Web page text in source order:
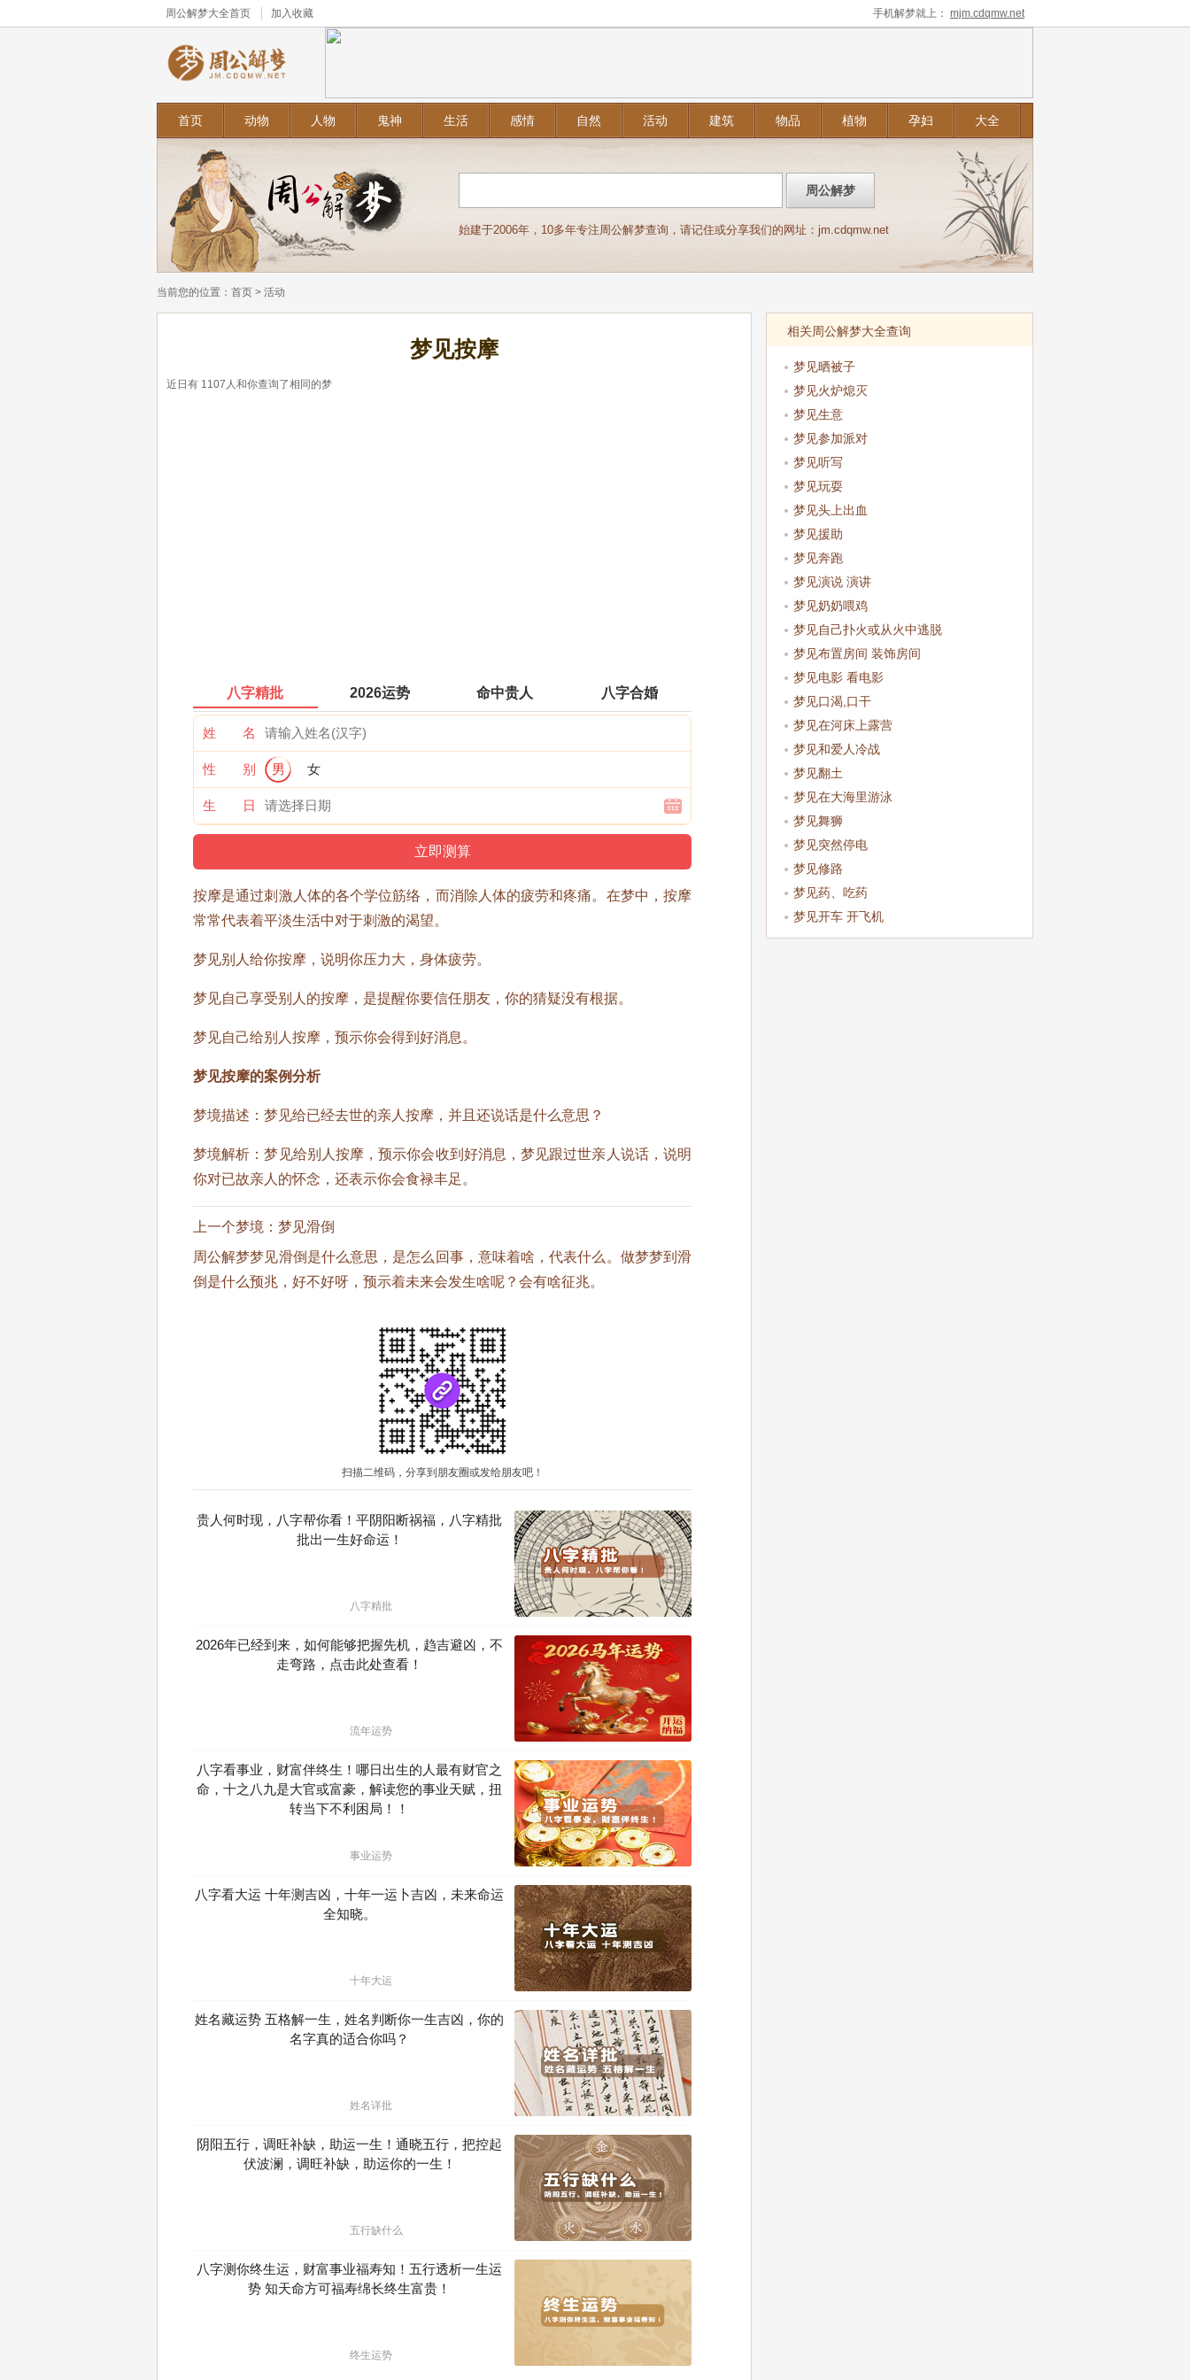
周公解梦大全首页 加入收藏 手机解梦就上： mjm.cdqmw.net
首页 动物 人物 鬼神 生活 感情 自然 活动 建筑 物品 植物 孕妇 大全
始建于2006年，10多年专注周公解梦查询，请记住或分享我们的网址：jm.cdqmw.net
当前您的位置： 首页 > 活动
梦见按摩
近日有 1107 人和你查询了相同的梦
八字精批 2026运势 命中贵人 八字合婚
姓 名
性 别 男 女
生 日
按摩是通过刺激人体的各个学位筋络，而消除人体的疲劳和疼痛。在梦中，按摩
常常代表着平淡生活中对于刺激的渴望。
梦见别人给你按摩，说明你压力大，身体疲劳。
梦见自己享受别人的按摩，是提醒你要信任朋友，你的猜疑没有根据。
梦见自己给别人按摩，预示你会得到好消息。
梦见按摩的案例分析
梦境描述：梦见给已经去世的亲人按摩，并且还说话是什么意思？
梦境解析：梦见给别人按摩，预示你会收到好消息，梦见跟过世亲人说话，说明
你对已故亲人的怀念，还表示你会食禄丰足。
上一个梦境： 梦见滑倒
周公解梦梦见滑倒是什么意思，是怎么回事，意味着啥，代表什么。做梦梦到滑
倒是什么预兆，好不好呀，预示着未来会发生啥呢？会有啥征兆。
扫描二维码，分享到朋友圈或发给朋友吧！
贵人何时现，八字帮你看！平阴阳断祸福，八字精批
批出一生好命运！
八字精批
2026年已经到来，如何能够把握先机，趋吉避凶，不
走弯路，点击此处查看！
流年运势
八字看事业，财富伴终生！哪日出生的人最有财官之
命，十之八九是大官或富豪，解读您的事业天赋，扭
转当下不利困局！！
事业运势
八字看大运 十年测吉凶，十年一运卜吉凶，未来命运
全知晓。
十年大运
姓名藏运势 五格解一生，姓名判断你一生吉凶，你的
名字真的适合你吗？
姓名详批
阴阳五行，调旺补缺，助运一生！通晓五行，把控起
伏波澜，调旺补缺，助运你的一生！
五行缺什么
八字测你终生运，财富事业福寿知！五行透析一生运
势 知天命方可福寿绵长终生富贵！
终生运势
相关周公解梦大全查询
梦见晒被子
梦见火炉熄灭
梦见生意
梦见参加派对
梦见听写
梦见玩耍
梦见头上出血
梦见援助
梦见奔跑
梦见演说 演讲
梦见奶奶喂鸡
梦见自己扑火或从火中逃脱
梦见布置房间 装饰房间
梦见电影 看电影
梦见口渴,口干
梦见在河床上露营
梦见和爱人冷战
梦见翻土
梦见在大海里游泳
梦见舞狮
梦见突然停电
梦见修路
梦见药、吃药
梦见开车 开飞机